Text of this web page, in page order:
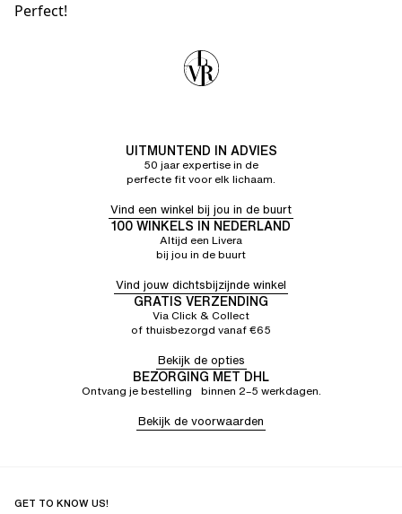
Perfect!
UITMUNTEND IN ADVIES
50 jaar expertise in de
perfecte fit voor elk lichaam.
Vind een winkel bij jou in de buurt
100 WINKELS IN NEDERLAND
Altijd een Livera
bij jou in de buurt
Vind jouw dichtsbijzijnde winkel
GRATIS VERZENDING
Via Click & Collect
of thuisbezorgd vanaf €65
Bekijk de opties
BEZORGING MET DHL
Ontvang je bestelling binnen 2–5 werkdagen.
Bekijk de voorwaarden
GET TO KNOW US!